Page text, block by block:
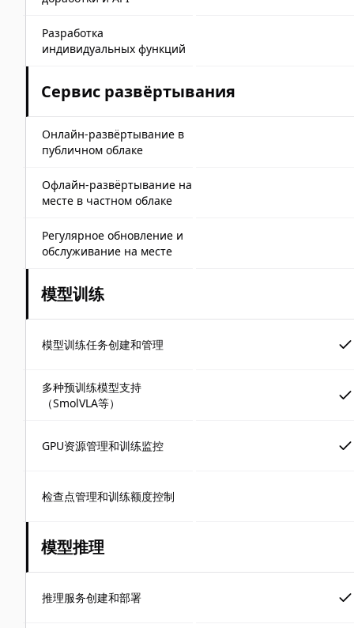
Разработка
индивидуальных функций
Сервис развёртывания
Онлайн-развёртывание в
публичном облаке
Офлайн-развёртывание на
месте в частном облаке
Регулярное обновление и
обслуживание на месте
模型训练
模型训练任务创建和管理
多种预训练模型支持
（SmolVLA等）
GPU资源管理和训练监控
检查点管理和训练额度控制
模型推理
推理服务创建和部署